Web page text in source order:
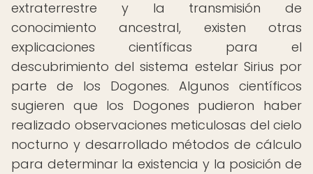
extraterrestre y la transmisión de
conocimiento ancestral, existen otras
explicaciones científicas para el
descubrimiento del sistema estelar Sirius por
parte de los Dogones. Algunos científicos
sugieren que los Dogones pudieron haber
realizado observaciones meticulosas del cielo
nocturno y desarrollado métodos de cálculo
para determinar la existencia y la posición de